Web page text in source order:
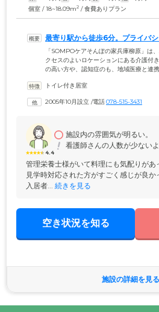
個室 / 18~18.09m2 / 食費ありプラン
最寄り駅から徒歩6分。プライバ
「SOMPOケアそんぽの家兵庫柳原」は
クセスのよいロケーションにある介護付
の高い方や、認知症のも、地域医療と連
離れて暮らすご家族様も安心です。居室
な床を採用しているほか、エントランス
トイレ付き居室
2005年10月設立 /電話078-515-3431
4.4
施設内の雰囲気が明るい。
看護師さんの人数が少ないよ
管理栄養士様がいて料理にも気配りがあ
見学時対応された方がすごく感じが良か
入居者... 続きを見る
空き状況を知る
施設の詳細を見る